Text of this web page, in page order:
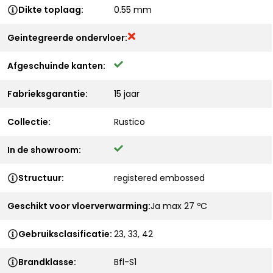
Dikte toplaag: 0.55 mm
Geintegreerde ondervloer:
Afgeschuinde kanten:
Fabrieksgarantie: 15 jaar
Collectie: Rustico
In de showroom:
Structuur: registered embossed
Geschikt voor vloerverwarming:Ja max 27 ºC
Gebruiksclasificatie: 23, 33, 42
Brandklasse: Bfl-S1